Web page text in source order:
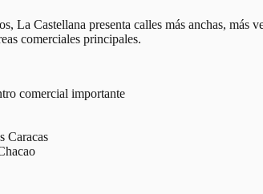
La Castellana presenta calles más anchas,
comerciales principales.
comercial importante
Caracas